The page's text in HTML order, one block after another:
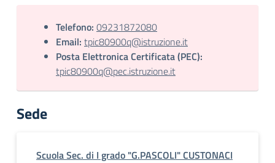
Telefono: 09231872080
Email: tpic80900q@istruzione.it
Posta Elettronica Certificata (PEC):
tpic80900q@pec.istruzione.it
Sede
Scuola Sec. di I grado "G.PASCOLI" CUSTONACI